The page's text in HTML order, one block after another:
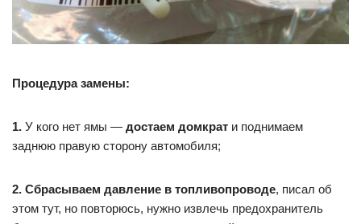
Процедура замены:
1. У кого нет ямы — достаем домкрат и поднимаем
заднюю правую сторону автомобиля;
2. Сбрасываем давление в топливопроводе, писал об
этом тут, но повторюсь, нужно извлечь предохранитель